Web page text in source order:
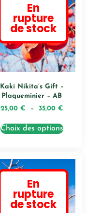
En
rupture
de stock
Kaki Nikita’s Gift –
Plaqueminier – AB
25,00 € – 35,00 €
Choix des options
En
rupture
de stock